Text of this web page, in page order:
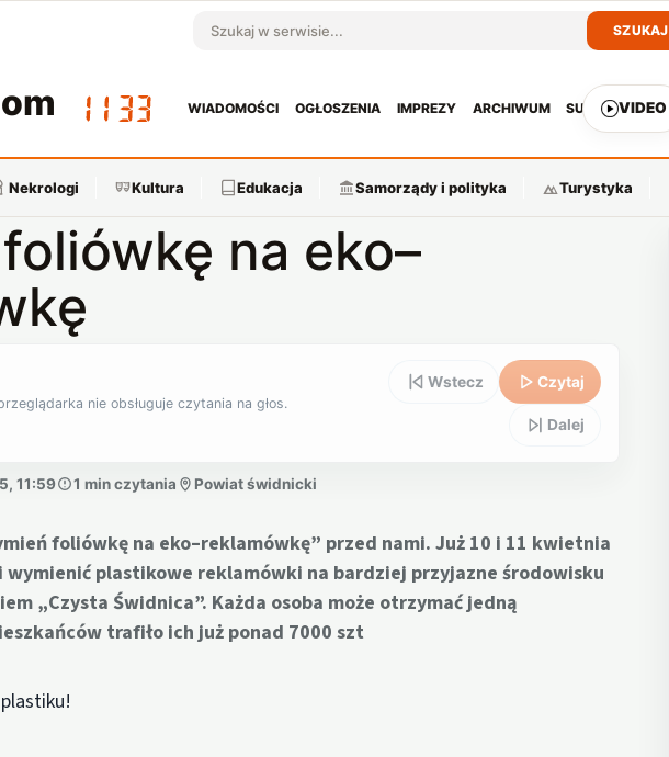
Szukaj w serwisie
SZUKAJ
11:33
WIADOMOŚCI OGŁOSZENIA IMPREZY ARCHIWUM SUBSKRYPCJA
VIDEO
Nekrologi Kultura Edukacja Samorządy i polityka Turystyka
na eko–
nie obsługuje czytania na głos.
Wstecz Czytaj
Dalej
11:59 1 min czytania Powiat świdnicki
foliówkę na eko–reklamówkę” przed nami. Już 10 i 11 kwietnia
wymienić plastikowe reklamówki na bardziej przyjazne środowisku
„Czysta Świdnica”. Każda osoba może otrzymać jedną
trafiło ich już ponad 7000 szt